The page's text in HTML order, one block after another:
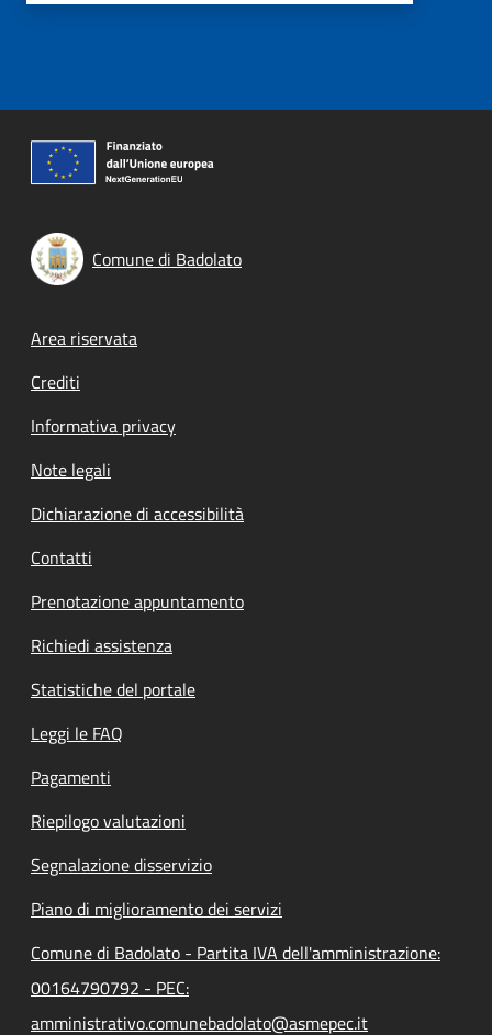
Comune di Badolato
Footer menu
Area riservata
Crediti
Informativa privacy
Note legali
Dichiarazione di accessibilità
Contatti
Prenotazione appuntamento
Richiedi assistenza
Statistiche del portale
Leggi le FAQ
Pagamenti
Riepilogo valutazioni
Segnalazione disservizio
Piano di miglioramento dei servizi
Comune di Badolato - Partita IVA dell'amministrazione:
00164790792 - PEC:
amministrativo.comunebadolato@asmepec.it